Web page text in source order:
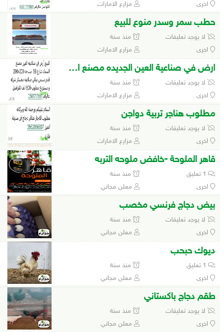
اخرى
مزارع الامارات
حطب سمر وسدر منوع للبيع
لا يوجد تعليقات
منذ سنة
اخرى
مزارع الامارات
ارض في صناعية العين الجديده مصنع السماد
لا يوجد تعليقات
منذ سنة
اخرى
مزارع الامارات
مطلوب هناجر تربية دواجن
لا يوجد تعليقات
منذ سنة
اخرى
مزارع الامارات
قاهر الملوحة -خافض ملوحه التربه
1 تعليق
منذ سنة
اخرى
معلن مجاني
بيض دجاج فرنسي مخصب
لا يوجد تعليقات
منذ سنة
اخرى
معلن مجاني
ديوك حبحب
1 تعليق
منذ سنة
اخرى
معلن مجاني
طقم دجاج باكستاني
لا يوجد تعليقات
منذ سنة
اخرى
معلن مجاني